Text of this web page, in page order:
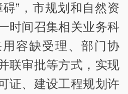
”，市规划和自然资
时间召集相关业务科
容缺受理、部门协
联审批等方式，实现
证、建设工程规划许